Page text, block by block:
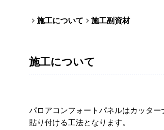
施工について 施工副資材
施工について
パロアコンフォートパネルはカッタ
貼り付ける工法となります。